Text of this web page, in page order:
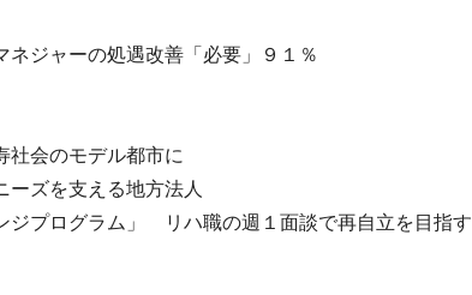
ジャーの処遇改善「必要」９１％
社会のモデル都市に
ズを支える地方法人
ジプログラム」 リハ職の週１面談で再自立を目指す